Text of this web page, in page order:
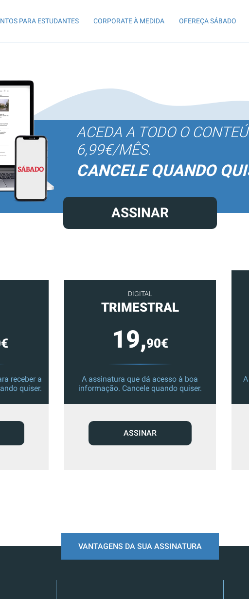
PARA ESTUDANTES CORPORATE À MEDIDA OFEREÇA SÁBADO
ACEDA A TODO O
6,99€/MÊS.
CANCELE QUANDO
ASSINAR
receber a
quiser.
DIGITAL
TRIMESTRAL
19,90€
A assinatura que dá acesso à boa
informação. Cancele quando quiser.
ASSINAR
VANTAGENS DA SUA ASSINATURA